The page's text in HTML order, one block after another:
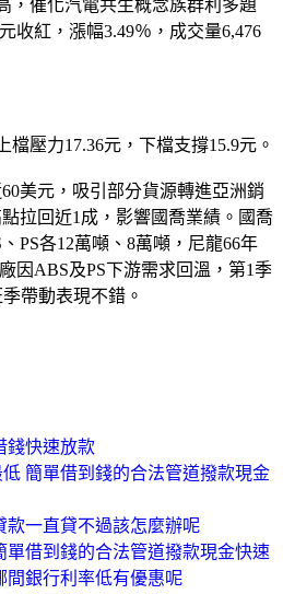
，催化汽電共生概念族群利多題
收紅，漲幅3.49％，成交量6,476
壓力17.36元，下檔支撐15.9元。
美元，吸引部分貨源轉進亞洲銷
拉回近1成，影響國喬業績。國喬
PS各12萬噸、8萬噸，尼龍66年
因ABS及PS下游需求回溫，第1季
帶動表現不錯。
錢快速放款
簡單借到錢的合法管道撥款現金
款一直貸不過該怎麼辦呢
單借到錢的合法管道撥款現金快速
間銀行利率低有優惠呢